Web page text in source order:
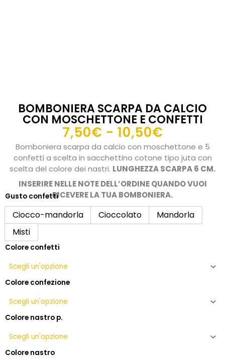
BOMBONIERA SCARPA DA CALCIO
CON MOSCHETTONE E CONFETTI
7,50€ - 10,50€
di
prezzo:
da
7,50€
a
10,50€
Bomboniera scarpa da calcio con moschettone e 5
confetti a scelta in sacchettino cotone tipo juta con
scelta del colore dei nastri. LUNGHEZZA SCARPA 6 CM.
INSERIRE NELLE NOTE DELL’ORDINE QUANDO VUOI
RICEVERE LA TUA BOMBONIERA.
Gusto confetti
Ciocco-mandorla Cioccolato
Mandorla
Misti
Colore confetti
Colore confezione
Colore nastro p.
Colore nastro
Bomboniera
scarpa
da
calcio
con
quantità